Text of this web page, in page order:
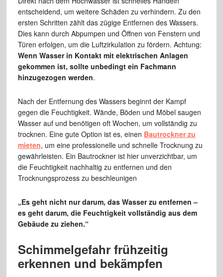
entscheidend, um weitere Schäden zu verhindern. Zu den
ersten Schritten zählt das zügige Entfernen des Wassers.
Dies kann durch Abpumpen und Öffnen von Fenstern und
Türen erfolgen, um die Luftzirkulation zu fördern. Achtung:
Wenn Wasser in Kontakt mit elektrischen Anlagen
gekommen ist, sollte unbedingt ein Fachmann
hinzugezogen werden.
Nach der Entfernung des Wassers beginnt der Kampf
gegen die Feuchtigkeit. Wände, Böden und Möbel saugen
Wasser auf und benötigen oft Wochen, um vollständig zu
trocknen. Eine gute Option ist es, einen Bautrockner zu
mieten, um eine professionelle und schnelle Trocknung zu
gewährleisten. Ein Bautrockner ist hier unverzichtbar, um
die Feuchtigkeit nachhaltig zu entfernen und den
Trocknungsprozess zu beschleunigen
„Es geht nicht nur darum, das Wasser zu entfernen –
es geht darum, die Feuchtigkeit vollständig aus dem
Gebäude zu ziehen.“
Schimmelgefahr frühzeitig
erkennen und bekämpfen